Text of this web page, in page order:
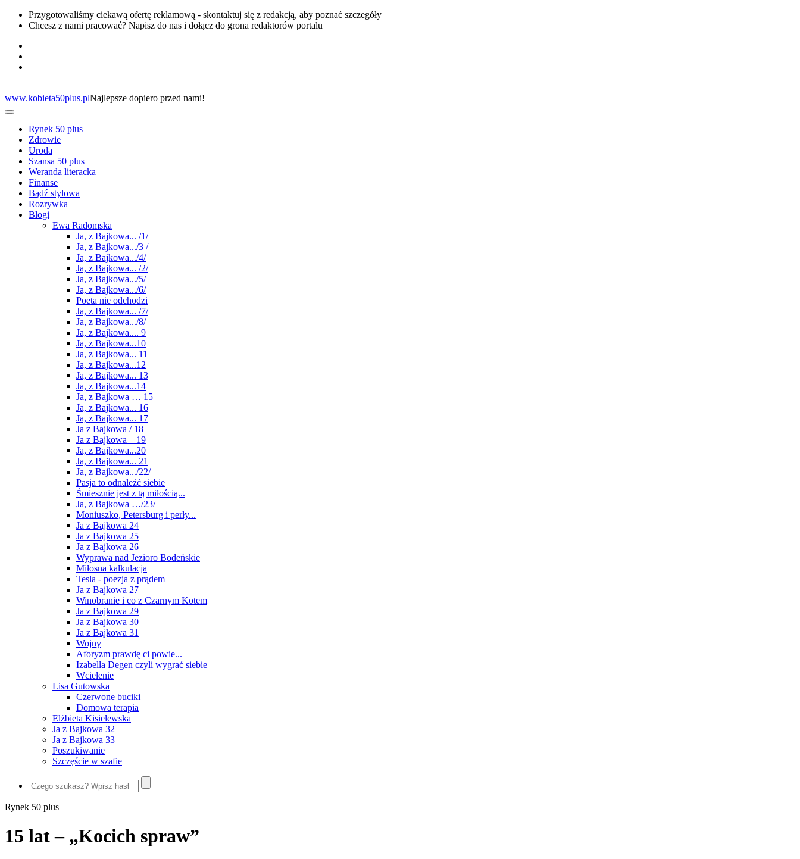
Przygotowaliśmy ciekawą ofertę reklamową - skontaktuj się z redakcją, aby poznać szczegóły
Chcesz z nami pracować? Napisz do nas i dołącz do grona redaktorów portalu
www.kobieta50plus.plNajlepsze dopiero przed nami!
Rynek 50 plus
Zdrowie
Uroda
Szansa 50 plus
Weranda literacka
Finanse
Bądź stylowa
Rozrywka
Blogi
Ewa Radomska
Ja, z Bajkowa... /1/
Ja, z Bajkowa.../3 /
Ja, z Bajkowa.../4/
Ja, z Bajkowa... /2/
Ja, z Bajkowa.../5/
Ja, z Bajkowa.../6/
Poeta nie odchodzi
Ja, z Bajkowa... /7/
Ja, z Bajkowa.../8/
Ja, z Bajkowa.... 9
Ja, z Bajkowa...10
Ja, z Bajkowa... 11
Ja, z Bajkowa...12
Ja, z Bajkowa... 13
Ja, z Bajkowa...14
Ja, z Bajkowa … 15
Ja, z Bajkowa... 16
Ja, z Bajkowa... 17
Ja z Bajkowa / 18
Ja z Bajkowa – 19
Ja, z Bajkowa...20
Ja, z Bajkowa... 21
Ja, z Bajkowa.../22/
Pasja to odnaleźć siebie
Śmiesznie jest z tą miłością...
Ja, z Bajkowa …/23/
Moniuszko, Petersburg i perły...
Ja z Bajkowa 24
Ja z Bajkowa 25
Ja z Bajkowa 26
Wyprawa nad Jezioro Bodeńskie
Miłosna kalkulacja
Tesla - poezja z prądem
Ja z Bajkowa 27
Winobranie i co z Czarnym Kotem
Ja z Bajkowa 29
Ja z Bajkowa 30
Ja z Bajkowa 31
Wojny
Aforyzm prawdę ci powie...
Izabella Degen czyli wygrać siebie
Wcielenie
Lisa Gutowska
Czerwone buciki
Domowa terapia
Elżbieta Kisielewska
Ja z Bajkowa 32
Ja z Bajkowa 33
Poszukiwanie
Szczęście w szafie
Rynek 50 plus
15 lat – „Kocich spraw”